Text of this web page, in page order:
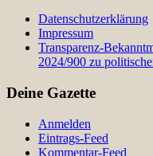
Datenschutzerklärung
Impressum
Transparenz-
2024/900 zu
Deine Gazette
Anmelden
Eintrags-Feed
Kommentar-Feed